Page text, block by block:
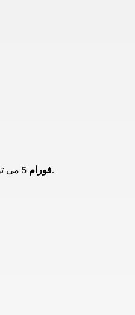
لاین نوری SMD توکار 216 وات 4M فورام 5می توانید با همکاران ما تماس حاصل فرمایید.